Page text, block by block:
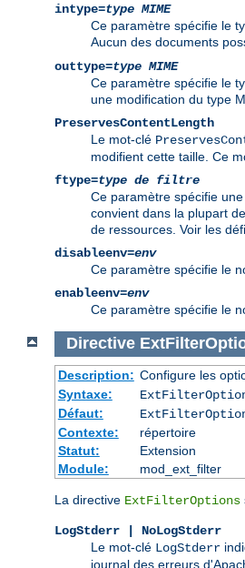
intype=type MIME
Ce paramètre spécifie le
Aucun des documents
outtype=type MIME
Ce paramètre spécifie le
une modification du type
PreservesContentLength
Le mot-clé
modifient cette taille. Ce
ftype=type de filtre
Ce paramètre spécifie
convient dans la plupart
de ressources. Voir les
disableenv=env
Ce paramètre spécifie le
enableenv=env
Ce paramètre spécifie le
Directive
Description: Configure les
Syntaxe:
Défaut:
Contexte:
répertoire
Statut:
Extension
Module:
mod_ext_filter
La directive ExtFilterOptions
LogStderr | NoLogStderr
Le mot-clé LogStderr
journal des erreurs